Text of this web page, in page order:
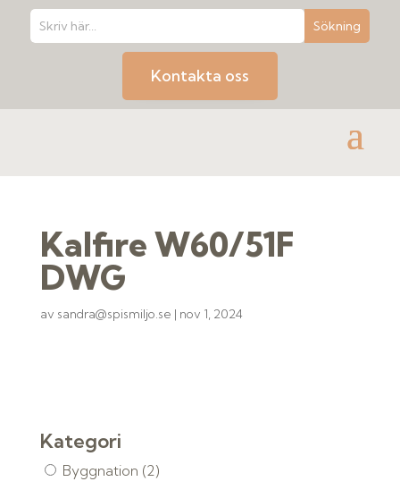
Kontakta oss
Kalfire W60/51F
DWG
av sandra@spismiljo.se | nov 1, 2024
Kategori
Byggnation (2)